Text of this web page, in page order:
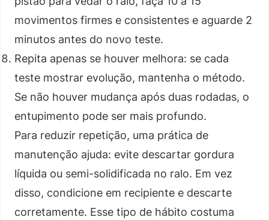
movimentos firmes e consistentes e aguarde 2
minutos antes do novo teste.
Repita apenas se houver melhora: se cada
teste mostrar evolução, mantenha o método.
Se não houver mudança após duas rodadas, o
entupimento pode ser mais profundo.
Para reduzir repetição, uma prática de
manutenção ajuda: evite descartar gordura
líquida ou semi-solidificada no ralo. Em vez
disso, condicione em recipiente e descarte
corretamente. Esse tipo de hábito costuma